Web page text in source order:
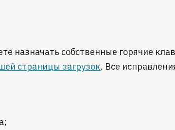
назначать собственные горячие
страницы загрузок. Все